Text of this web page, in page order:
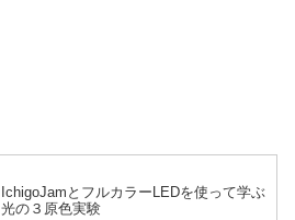
IchigoJamとフルカラーLEDを使って学ぶ
光の３原色実験